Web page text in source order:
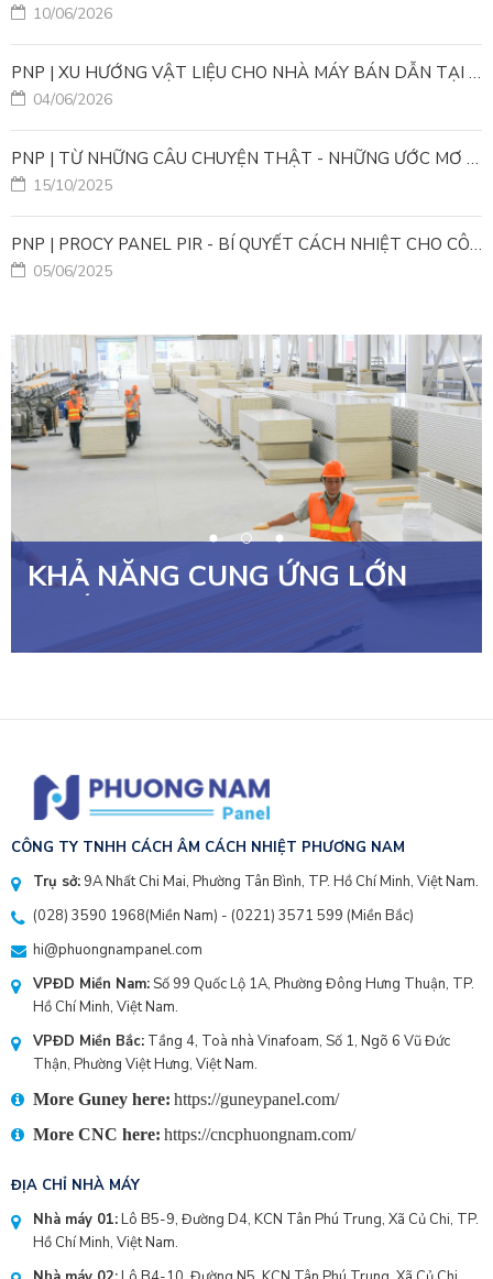
10/06/2026
PNP | XU HƯỚNG VẬT LIỆU CHO NHÀ MÁY BÁN DẪN TẠI VIỆT NAM
04/06/2026
PNP | TỪ NHỮNG CÂU CHUYỆN THẬT - NHỮNG ƯỚC MƠ ĐƯỢC TIẾP NỐI
15/10/2025
PNP | PROCY PANEL PIR - BÍ QUYẾT CÁCH NHIỆT CHO CÔNG TRÌNH XANH
05/06/2025
KHẢ NĂNG CUNG ỨNG LỚN
CÔNG TY TNHH CÁCH ÂM CÁCH NHIỆT PHƯƠNG NAM
Trụ sở: 9A Nhất Chi Mai, Phường Tân Bình, TP. Hồ Chí Minh, Việt Nam.
(028) 3590 1968(Miền Nam) - (0221) 3571 599 (Miền Bắc)
hi@phuongnampanel.com
VPĐD Miền Nam:Số 99 Quốc Lộ 1A, Phường Đông Hưng Thuận, TP.
Hồ Chí Minh, Việt Nam.
VPĐD Miền Bắc: Tầng 4, Toà nhà Vinafoam, Số 1, Ngõ 6 Vũ Đức
Thận, Phường Việt Hưng, Việt Nam.
More Guney here: https://guneypanel.com/
More CNC here: https://cncphuongnam.com/
ĐỊA CHỈ NHÀ MÁY
Nhà máy 01:Lô B5-9, Đường D4, KCN Tân Phú Trung, Xã Củ Chi, TP.
Hồ Chí Minh, Việt Nam.